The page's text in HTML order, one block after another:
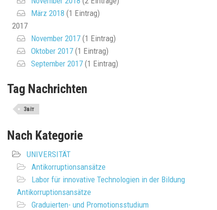
März 2018 (1 Eintrag)
2017
November 2017 (1 Eintrag)
Oktober 2017 (1 Eintrag)
September 2017 (1 Eintrag)
Tag Nachrichten
Звіт
Nach Kategorie
UNIVERSITÄT
Antikorruptionsansätze
Labor für innovative Technologien in der Bildung
Antikorruptionsansätze
Graduierten- und Promotionsstudium